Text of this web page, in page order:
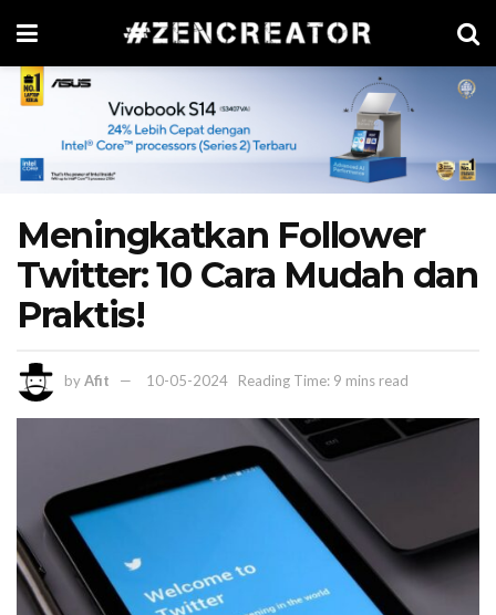
Meningkatkan Follower
Twitter: 10 Cara Mudah dan
Praktis!
byAfit 10-05-2024 Reading Time: 9 mins read